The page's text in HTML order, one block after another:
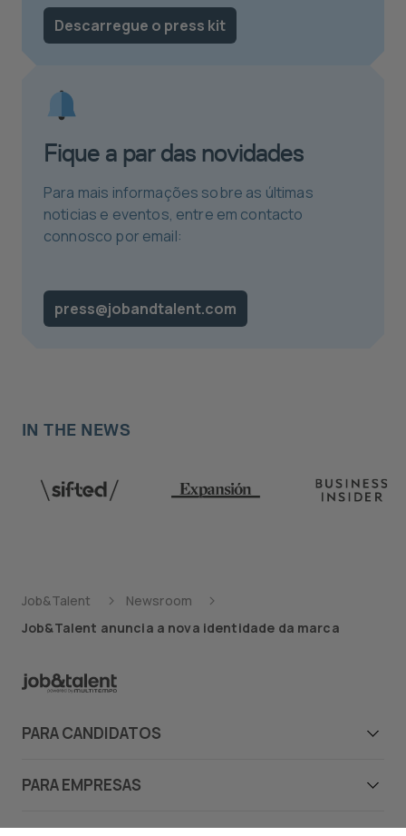
Descarregue o press kit
Fique a par das novidades
Para mais informações sobre as últimas
noticias e eventos, entre em contacto
connosco por email:
press@jobandtalent.com
IN THE NEWS
Job&Talent
Newsroom
Job&Talent anuncia a nova identidade da marca
PARA CANDIDATOS
PARA EMPRESAS